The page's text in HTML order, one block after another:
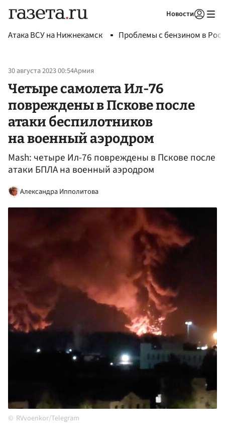
Новости
Атака ВСУ на Нижнекамск Проблемы с бензином в
30 августа 2023 00:54Армия
Четыре самолета Ил-76
повреждены в Пскове после
атаки беспилотников
на военный аэродром
Mash: четыре Ил-76 повреждены в Пскове после
атаки БПЛА на военный аэродром
Александра Ипполитова
RVvoenkor/Telegram